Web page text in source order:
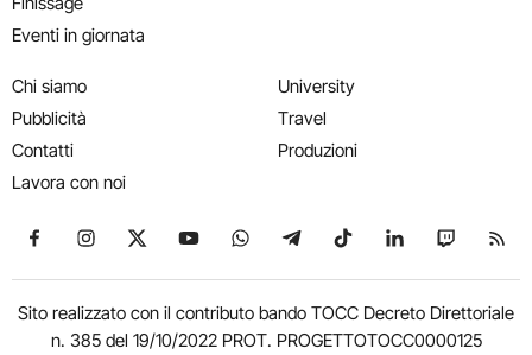
Eventi in giornata
Chi siamo
Pubblicità
Contatti
Lavora con noi
University
Travel
Produzioni
Seguici su Facebook
Seguici su Instagram
Seguici su X
Seguici su YouTube
Seguici su WhatsApp
Seguici su Telegram
Seguici su TikTok
Seguici su
Seguici
Sito realizzato con il contributo bando TOCC Decreto Direttoriale
n. 385 del 19/10/2022 PROT. PROGETTOTOCC0000125